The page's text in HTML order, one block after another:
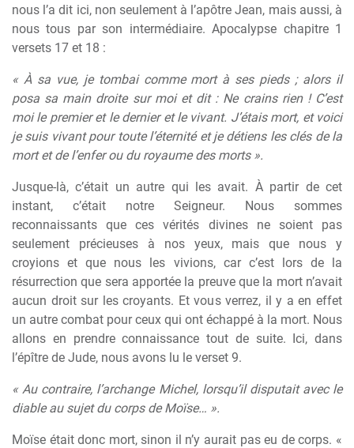
nous l’a dit ici, non seulement à l’apôtre Jean, mais aussi, à
nous tous par son intermédiaire. Apocalypse chapitre 1
versets 17 et 18 :
« À sa vue, je tombai comme mort à ses pieds ; alors il
posa sa main droite sur moi et dit : Ne crains rien ! C’est
moi le premier et le dernier et le vivant. J’étais mort, et voici
je suis vivant pour toute l’éternité et je détiens les clés de la
mort et de l’enfer ou du royaume des morts ».
Jusque-là, c’était un autre qui les avait. À partir de cet
instant, c’était notre Seigneur. Nous sommes
reconnaissants que ces vérités divines ne soient pas
seulement précieuses à nos yeux, mais que nous y
croyions et que nous les vivions, car c’est lors de la
résurrection que sera apportée la preuve que la mort n’avait
aucun droit sur les croyants. Et vous verrez, il y a en effet
un autre combat pour ceux qui ont échappé à la mort. Nous
allons en prendre connaissance tout de suite. Ici, dans
l’épître de Jude, nous avons lu le verset 9.
« Au contraire, l’archange Michel, lorsqu’il disputait avec le
diable au sujet du corps de Moïse… ».
Moïse était donc mort, sinon il n’y aurait pas eu de corps. «